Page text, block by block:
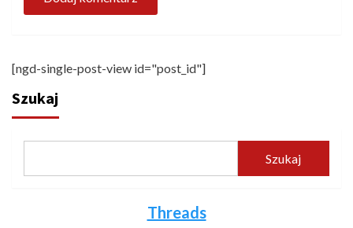
[ngd-single-post-view id="post_id"]
Szukaj
Szukaj
Threads